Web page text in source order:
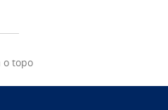
o topo